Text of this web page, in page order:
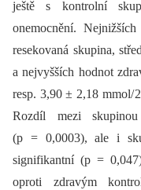
ještě s kontrolní
onemocnění.
resekovaná skupina,
a nejvyšších hodnot
resp. 3,90 ± 2,18 mmol/
Rozdíl mezi
(p = 0,0003), ale i
signifikantní (p =
oproti zdravým